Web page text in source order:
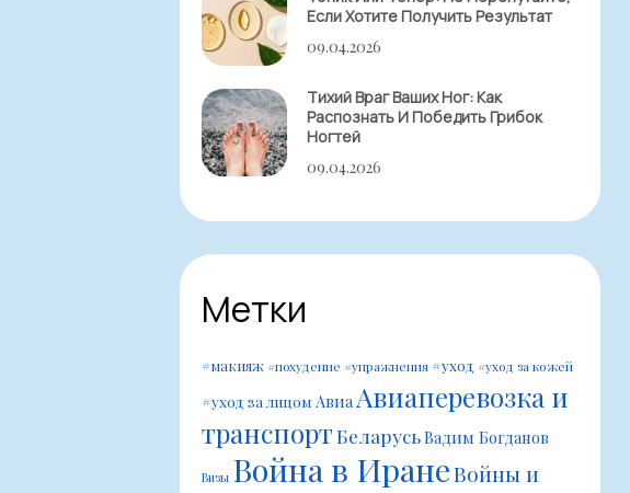
Если Хотите Получить Результат
09.04.2026
Тихий Враг Ваших Ног: Как
Распознать И Победить Грибок
Ногтей
09.04.2026
Метки
#макияж #похудение #упражнения #уход #уход за кожей
#уход за лицом Авиа Авиаперевозка и
транспортБеларусьВадим Богданов
Визы Война в ИранеВойны и